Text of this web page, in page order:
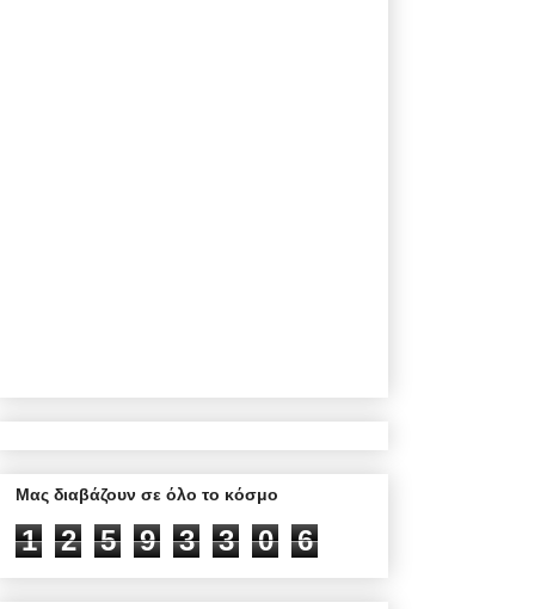
Μας διαβάζουν σε όλο το κόσμο
1 2 5 9 3 3 0 6